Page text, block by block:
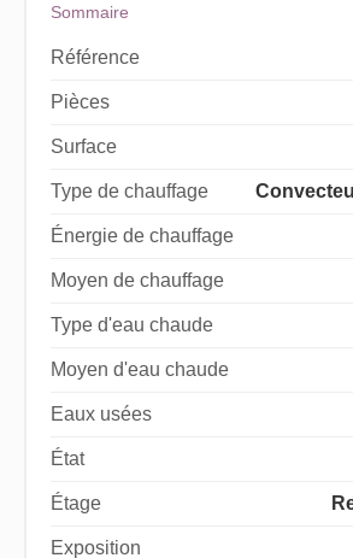
Sommaire
Référence
Pièces
Surface
Type de chauffage
Énergie de chauffage
Moyen de chauffage
Type d'eau chaude
Moyen d'eau chaude
Eaux usées
État
Étage
Exposition